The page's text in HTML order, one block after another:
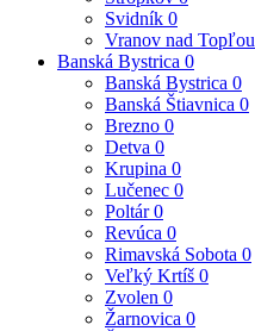
Svidník 0
Vranov nad Topľou
Banská Bystrica 0
Banská Bystrica 0
Banská Štiavnica 0
Brezno 0
Detva 0
Krupina 0
Lučenec 0
Poltár0
Revúca 0
Rimavská Sobota 0
Veľký Krtíš 0
Zvolen 0
Žarnovica 0